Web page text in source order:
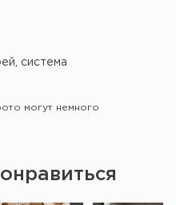
система
могут немного